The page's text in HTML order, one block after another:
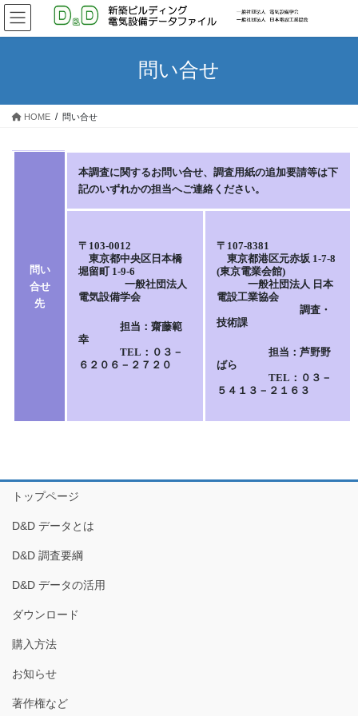
コ
ン
テ
ス
ナ
ビ
ゲ
ン
問い合せ
HOME 問い合せ
問い
合せ
先
本調査に関するお問い合せ、調査用紙の追加要請等は下
記のいずれかの担当へご連絡ください。
〒103-0012
東京都中央区日本橋
堀留町 1-9-6
一般社団法人
電気設備学会
担当：齋藤範
幸
TEL：０３－
６２０６－２７２０
〒107-8381
東京都港区元赤坂 1-7-8
(東京電業会館)
一般社団法人 日本
電設工業協会
調査・
技術課
担当：芦野野
ばら
TEL：０３－
５４１３－２１６３
トップページ
D&D データとは
D&D 調査要綱
D&D データの活用
ダウンロード
購入方法
お知らせ
著作権など